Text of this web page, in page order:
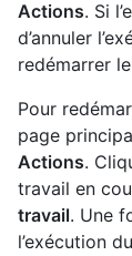
Actions. Si
d’annuler
redémarrer
Pour
page
Actions.
travail en
travail. Une
l’exécution